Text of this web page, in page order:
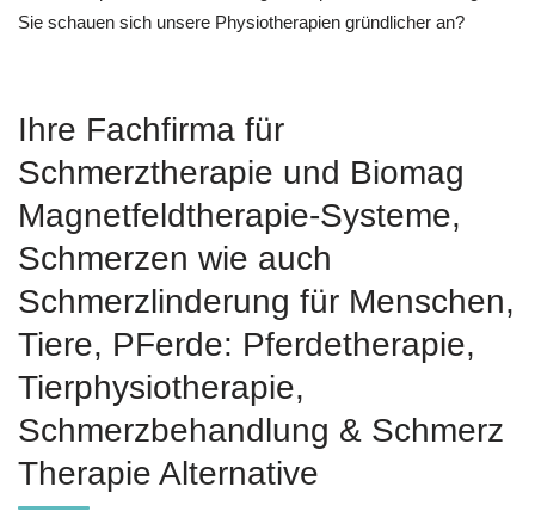
Sie schauen sich unsere Physiotherapien gründlicher an?
Ihre Fachfirma für
Schmerztherapie und Biomag
Magnetfeldtherapie-Systeme,
Schmerzen wie auch
Schmerzlinderung für Menschen,
Tiere, PFerde: Pferdetherapie,
Tierphysiotherapie,
Schmerzbehandlung & Schmerz
Therapie Alternative